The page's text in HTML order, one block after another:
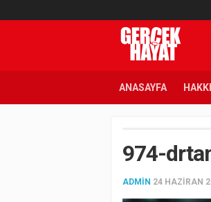
ANASAYFA
974-
ADMIN 24 HAZIRAN